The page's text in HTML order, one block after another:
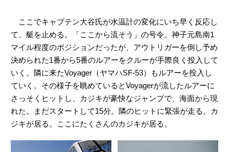
ここでキャプテン大谷氏が水温計の変化にいち早く反応し
て、艇を止める。「ここから流そう」の号令。神子元島南1
マイル程度のポジションだったが、アウトリガーを倒し予め
決められた1番から5番のルアーをクルーが手際良く投入して
いく。隣に来たVoyager（ヤマハSF-53）もルアーを投入し
ていく。その様子を眺めているとVoyagerが流したルアーに
さっそくヒットし、カジキが豪快なジャンプで、海面から現
れた。まだスタートして15分。隣のヒットに緊張が走る。カ
ジキが居る。ここにたくさんのカジキが居る。